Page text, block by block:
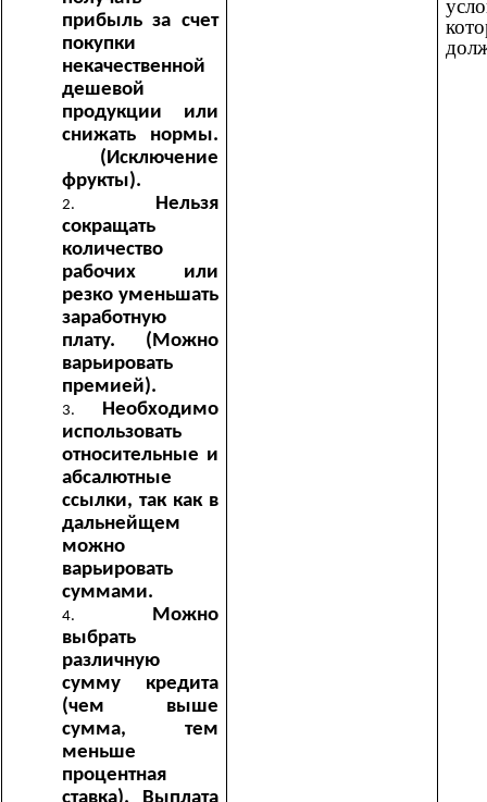
прибыль за счет
покупки
некачественной
дешевой
продукции или
снижать нормы.
(Исключение
фрукты).
Нельзя
сокращать
количество
рабочих или
резко уменьшать
заработную
плату. (Можно
варьировать
премией).
Необходимо
использовать
относительные и
абсалютные
ссылки, так как в
дальнейщем
можно
варьировать
суммами.
Можно
выбрать
различную
сумму кредита
(чем выше
сумма, тем
меньше
процентная
ставка). Выплата